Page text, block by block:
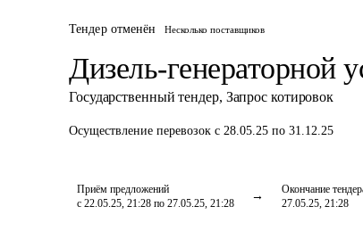
Тендер отменён Несколько поставщиков
Дизель-генераторной
Государственный тендер, Запрос котировок
Осуществление перевозок с 28.05.25 по 31.12.25
Приём предложений
с 22.05.25, 21:28 по 27.05.25, 21:28
Окончание
27.05.25, 21:28